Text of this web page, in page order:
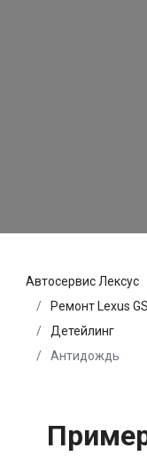
Автосервис Лексус
Ремонт Lexus GS
Детейлинг
Антидождь